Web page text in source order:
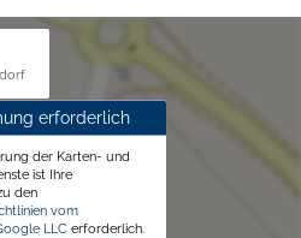
erforderlich
der Karten- und
ist Ihre
den
vom
LLC erforderlich.